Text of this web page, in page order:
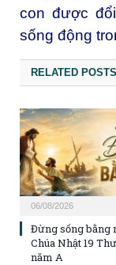
con được
sống động
RELATED POSTS
06/08/2026
Đừng sống bằng
Chúa Nhật 19
năm A